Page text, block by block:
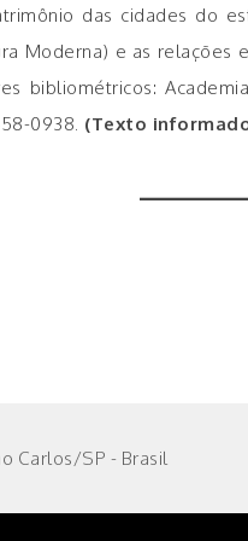
das cidades do
Moderna) e as relações
bibliométricos:
0938. (Texto
Carlos/SP - Brasil